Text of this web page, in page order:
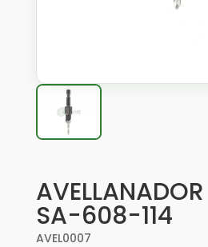
AVELLANADOR
SA-608-114
AVEL0007